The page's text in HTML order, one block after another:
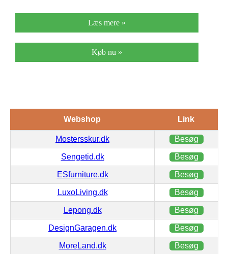
Læs mere »
Køb nu »
Webshop Link
Mostersskur.dk Besøg
Sengetid.dk Besøg
ESfurniture.dk Besøg
LuxoLiving.dk Besøg
Lepong.dk Besøg
DesignGaragen.dk Besøg
MoreLand.dk Besøg